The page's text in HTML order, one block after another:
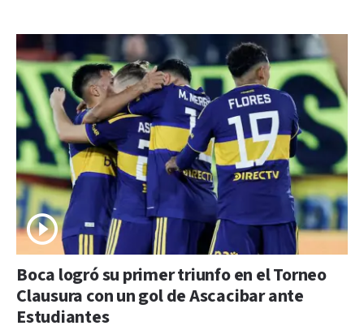
Boca logró su primer triunfo en el Torneo
Clausura con un gol de Ascacibar ante
Estudiantes